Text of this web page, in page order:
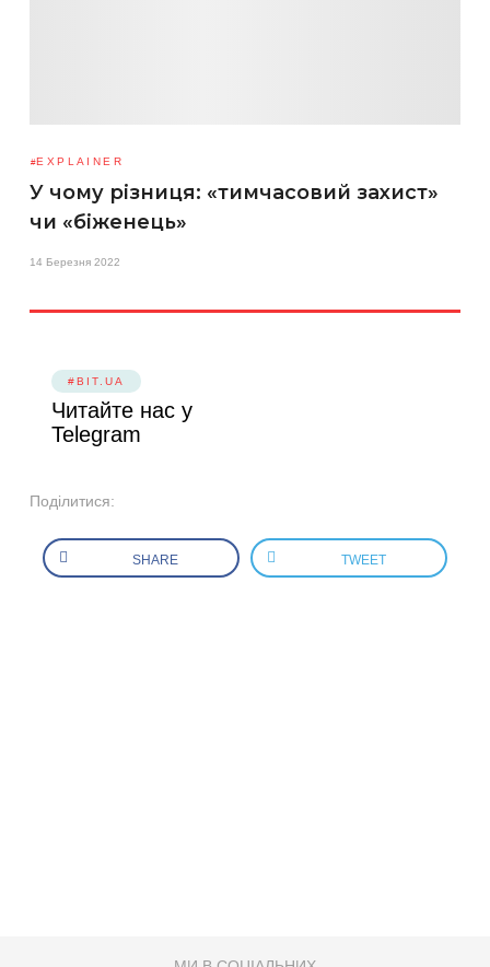
EXPLAINER
У чому різниця: «тимчасовий захист»
чи «біженець»
14 Березня 2022
#BIT.UA
Читайте нас у
Telegram
Поділитися:
SHARE TWEET